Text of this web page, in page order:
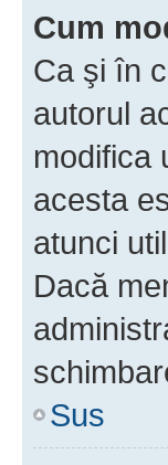
Cum
Ca şi în
autorul
modifica
acesta
atunci
Dacă
Sus